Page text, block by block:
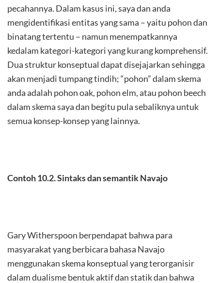
pecahannya. Dalam kasus ini, saya dan anda
mengidentifikasi entitas yang sama – yaitu pohon dan
binatang tertentu – namun menempatkannya
kedalam kategori-kategori yang kurang komprehensif.
Dua struktur konseptual dapat disejajarkan sehingga
akan menjadi tumpang tindih; “pohon” dalam skema
anda adalah pohon oak, pohon elm, atau pohon beech
dalam skema saya dan begitu pula sebaliknya untuk
semua konsep-konsep yang lainnya.
Contoh 10.2. Sintaks dan semantik Navajo
Gary Witherspoon berpendapat bahwa para
masyarakat yang berbicara bahasa Navajo
menggunakan skema konseptual yang terorganisir
dalam dualisme bentuk aktif dan statik dan bahwa